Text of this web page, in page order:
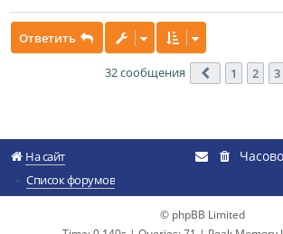
Ответить
32 сообщения Пред.
1 2 3
На сайт
Список форумов
© phpBB Limited